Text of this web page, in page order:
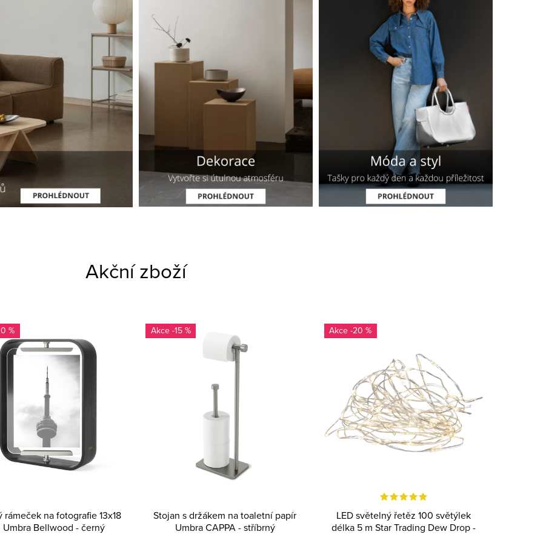
Akční zboží
%
rámeček na fotografie 13x18
Umbra Bellwood - černý
-15 %
Stojan s držákem na toaletní papír
Umbra CAPPA - stříbrný
-20 %
LED světelný řetěz 100 světýlek
délka 5 m Star Trading Dew Drop -